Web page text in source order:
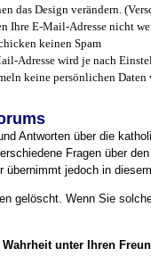
das Design verändern.
Ihre E-Mail-Adresse nicht
keinen Spam
Adresse wird je nach
keine persönlichen
Antworten über die
Fragen über
übernimmt jedoch in
gelöscht. Wenn Sie
unter Ihren